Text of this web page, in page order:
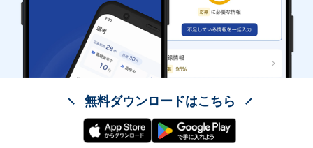
無料ダウンロードはこちら